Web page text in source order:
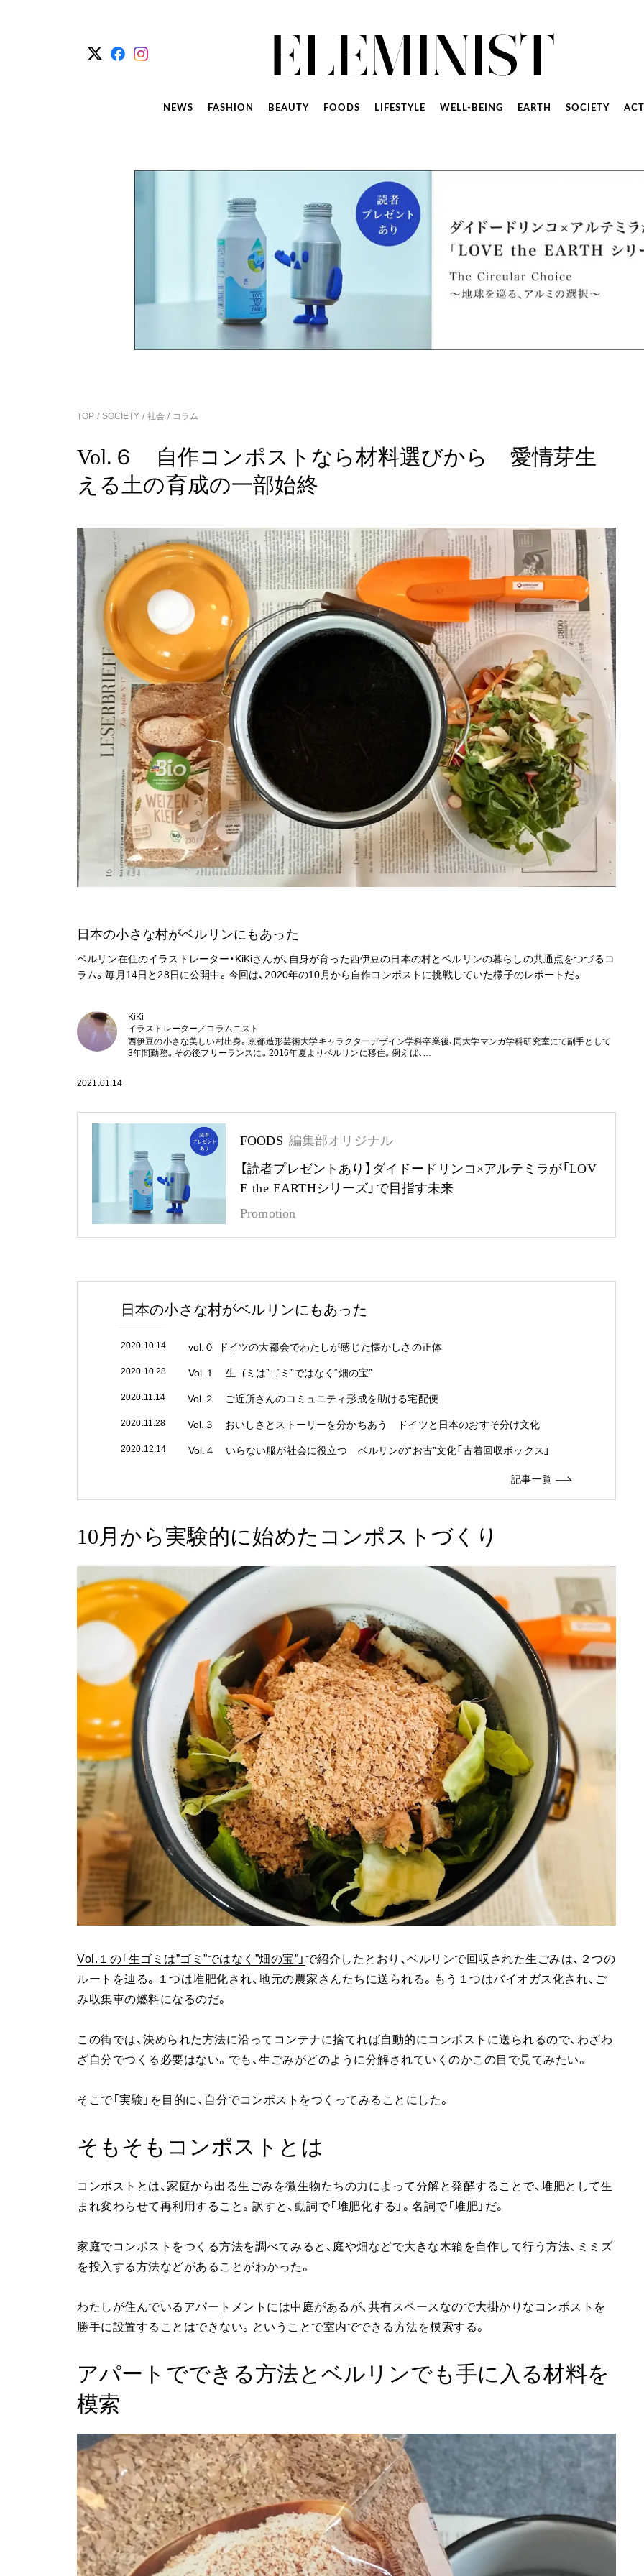
NEWS FASHION BEAUTY FOODS LIFESTYLE WELL-BEING EARTH SOCIETY
TOP SOCIETY 社会 コラム
Vol.６ 自作コンポストなら材料選びから 愛情芽生
える土の育成の一部始終
日本の小さな村がベルリンにもあった
ベルリン在住のイラストレーター・KiKiさんが、自身が育った西伊豆の日本の村とベルリンの暮らしの共通点をつづるコ
ラム。毎月14日と28日に公開中。今回は、2020年の10月から自作コンポストに挑戦していた様子のレポートだ。
KiKi
イラストレーター／コラムニスト
西伊豆の小さな美しい村出身。京都造形芸術大学キャラクターデザイン学科卒業後、同大学マンガ学科研究室にて副手として
3年間勤務。その後フリーランスに。2016年夏よりベルリンに移住。例えば、…
2021.01.14
FOODS 編集部オリジナル
【読者プレゼントあり】ダイドードリンコ×アルテミラが「LOV
E the EARTHシリーズ」で目指す未来
Promotion
日本の小さな村がベルリンにもあった
2020.10.14 vol.０ ドイツの大都会でわたしが感じた懐かしさの正体
2020.10.28 Vol.１ 生ゴミは”ゴミ”ではなく“畑の宝”
2020.11.14 Vol.２ ご近所さんのコミュニティ形成を助ける宅配便
2020.11.28 Vol.３ おいしさとストーリーを分かちあう ドイツと日本のおすそ分け文化
2020.12.14 Vol.４ いらない服が社会に役立つ ベルリンの“お古”文化「古着回収ボックス」
記事一覧
10月から実験的に始めたコンポストづくり
Vol.１の「生ゴミは”ゴミ”ではなく”畑の宝”」 で紹介したとおり、ベルリンで回収された生ごみは、２つの
ルートを辿る。１つは堆肥化され、地元の農家さんたちに送られる。もう１つはバイオガス化され、ご
み収集車の燃料になるのだ。
この街では、決められた方法に沿ってコンテナに捨てれば自動的にコンポストに送られるので、わざわ
ざ自分でつくる必要はない。でも、生ごみがどのように分解されていくのかこの目で見てみたい。
そこで「実験」を目的に、自分でコンポストをつくってみることにした。
そもそもコンポストとは
コンポストとは、家庭から出る生ごみを微生物たちの力によって分解と発酵することで、堆肥として生
まれ変わらせて再利用すること。訳すと、動詞で「堆肥化する」。名詞で「堆肥」だ。
家庭でコンポストをつくる方法を調べてみると、庭や畑などで大きな木箱を自作して行う方法、ミミズ
を投入する方法などがあることがわかった。
わたしが住んでいるアパートメントには中庭があるが、共有スペースなので大掛かりなコンポストを
勝手に設置することはできない。ということで室内でできる方法を模索する。
アパートでできる方法とベルリンでも手に入る材料を
模索